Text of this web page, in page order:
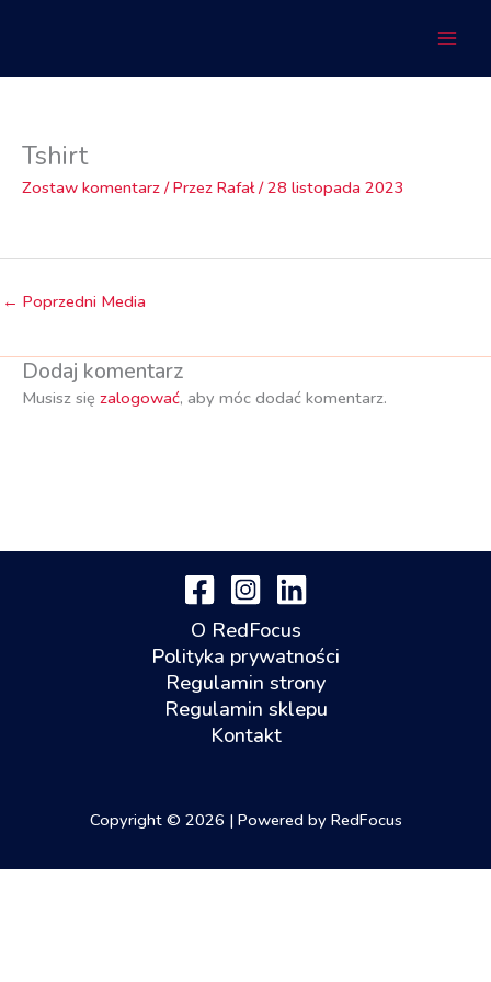
Tshirt
Zostaw komentarz / Przez Rafał/28 listopada 2023
← Poprzedni Media
Dodaj komentarz
Musisz się zalogować, aby móc dodać komentarz.
O RedFocus
Polityka prywatności
Regulamin strony
Regulamin sklepu
Kontakt
Copyright © 2026 | Powered by RedFocus